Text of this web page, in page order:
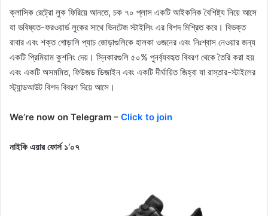
ক্লাসিক রেট্রো লুক ফিরিয়ে আনতে, চক ৭০ প্লাস একটি আইকনিক বৈশিষ্ট্য নিয়ে আসে
যা ভবিষ্যত-ফরওয়ার্ড লুকের সাথে ভিনটেজ স্টাইলিং এর বিশদ মিশ্রিত করে। বিভক্ত
রাবার এবং শক্ত গোড়ালি প্যাচ জোড়াগুলিকে হালকা ওজনের এবং নিঃশ্বাস নেওয়ার জন্য
একটি প্রিমিয়াম কুশনিং দেয়। স্নিকারগুলি ৫০% পুনর্ব্যবহৃত বিবরণ থেকে তৈরি করা হয়
এবং একটি অসমমিত, ফিউজড ডিজাইন এবং একটি দীর্ঘায়িত জিহ্বা যা রাস্তার-স্টাইলের
স্ট্যান্ডআউট বিশদ বিবরণ দিয়ে আসে।
We’re now on Telegram – Click to join
নাইকি এয়ার ফোর্স ১‘০৭